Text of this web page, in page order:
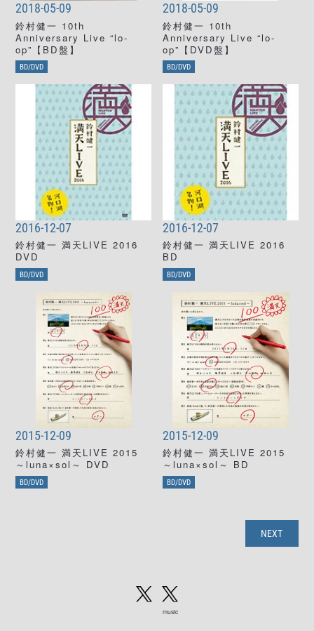
2018-05-09
鈴村健一 10th
Anniversary Live “lo-
op”【BD盤】
BD/DVD
2018-05-09
鈴村健一 10th
Anniversary Live “lo-
op”【DVD盤】
BD/DVD
2016-12-07
鈴村健一 満天LIVE 2016
DVD
BD/DVD
2016-12-07
鈴村健一 満天LIVE 2016
BD
BD/DVD
2015-12-09
鈴村健一 満天LIVE 2015
～luna×sol～ DVD
BD/DVD
2015-12-09
鈴村健一 満天LIVE 2015
～luna×sol～ BD
BD/DVD
NEXT
music